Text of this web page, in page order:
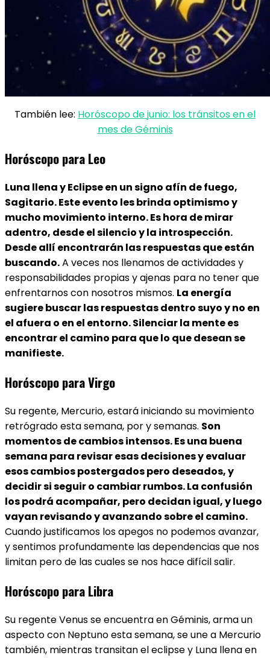
También lee: Horóscopo de junio: los tránsitos en el
mes de Géminis
Horóscopo para Leo
Luna llena y Eclipse en un signo afín de fuego,
Sagitario. Este evento les brinda optimismo y
mucho movimiento interno. Es hora de mirar
adentro, desde el silencio y la introspección.
Desde allí encontrarán las respuestas que están
buscando.A veces nos llenamos de actividades y
responsabilidades propias y ajenas para no tener que
enfrentarnos con nosotros mismos. La energía
sugiere buscar las respuestas dentro suyo y no en
el afuera o en el entorno. Silenciar la mente es
encontrar el camino para que lo que desean se
manifieste.
Horóscopo para Virgo
Su regente, Mercurio, estará iniciando su movimiento
retrógrado esta semana, por y semanas. Son
momentos de cambios intensos. Es una buena
semana para revisar esas decisiones y evaluar
esos cambios postergados pero deseados, y
decidir si seguir o cambiar rumbos. La confusión
los podrá acompañar, pero decidan igual, y luego
vayan revisando y avanzando sobre el camino.
Cuando justificamos los apegos no podemos avanzar,
y sentimos profundamente las dependencias que nos
limitan pero de las cuales se nos hace difícil salir.
Horóscopo para Libra
Su regente Venus se encuentra en Géminis, arma un
aspecto con Neptuno esta semana, se une a Mercurio
también, mientras transitan el eclipse y Luna llena en